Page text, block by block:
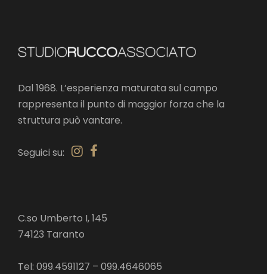
Dal 1968. L’esperienza maturata sul campo
rappresenta il punto di maggior forza che la
struttura può vantare.
Seguici su:
C.so Umberto I, 145
74123 Taranto
Tel: 099.4591127 – 099.4646065